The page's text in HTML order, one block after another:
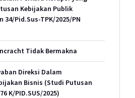
Kebijakan Publik
34/Pid.Sus-TPK/2025/PN
Tidak Bermakna
Direksi Dalam
Bisnis (Studi Putusan
K/PID.SUS/2025)